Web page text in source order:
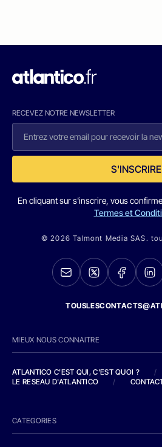
RECEVEZ NOTRE NEWSLETTER
S'INSCRIRE
En cliquant sur s'inscrire, vous
Termes et
© 2026 Talmont Media SAS.
MIEUX NOUS CONNAITRE
ATLANTICO C'EST QUI, C'EST QUOI ?
/
LE RESEAU D'ATLANTICO
/
CATEGORIES